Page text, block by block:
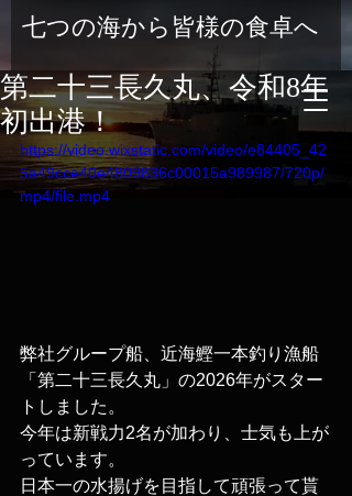
七つの海から皆様の食卓へ
第二十三長久丸、令和8年
初出港！
https://video.wixstatic.com/video/e84405_42
5a49cce40e4809836c00015a989987/720p/
mp4/file.mp4
弊社グループ船、近海鰹一本釣り漁船
「第二十三長久丸」の2026年がスター
トしました。
今年は新戦力2名が加わり、士気も上が
っています。
日本一の水揚げを目指して頑張って貰